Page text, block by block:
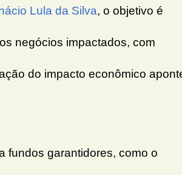
Lula da Silva, o objetivo é
negócios impactados, com
do impacto econômico
fundos garantidores, como o